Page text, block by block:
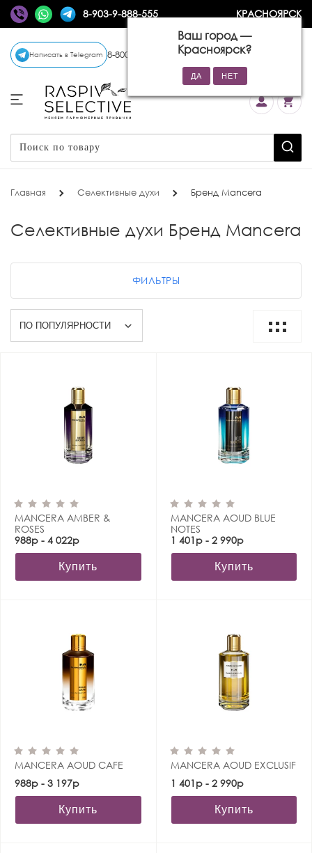
8-903-9-888-555 КРАСНОЯРСК
Ваш город —
Красноярск?
Написать в Telegram 8-800-770-72-34 (бесплатно)
Главная Селективные духи Бренд Mancera
Селективные духи Бренд Mancera
ФИЛЬТРЫ
MANCERA AMBER &
ROSES
988р - 4 022р
Купить
MANCERA AOUD BLUE
NOTES
1 401р - 2 990р
Купить
MANCERA AOUD CAFE
988р - 3 197р
Купить
MANCERA AOUD EXCLUSIF
1 401р - 2 990р
Купить